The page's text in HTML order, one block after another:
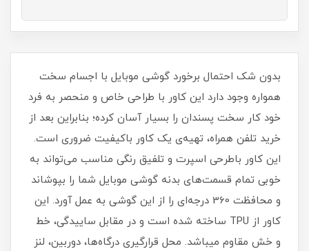
بدون شک احتمال برخورد گوشی موبایل با اجسام سخت
همواره وجود دارد این کاور با طراحی خاص و منحصر به فرد
خود کار سخت پسندان را بسیار آسان کرده؛ بنابراین بعد از
خرید تلفن همراه، تهیه‌ی یک کاور با‌کیفیت ضروری است‏.‏
این کاور باطرحی اسپرت و تلفیق رنگی مناسب می‌تواند به
خوبی تمام قسمت‌های بدنه گوشی موبایل شما را بپوشاند
و محافظت 360 درجه‌ای را از این گوشی به عمل آورد‏.‏ این
کاور از TPU ساخته شده است و در مقابل ساییدگی، خط
و خش مقاوم میباشد.‏ محل قرارگیری درگاه‌ها، دوربین، لنز